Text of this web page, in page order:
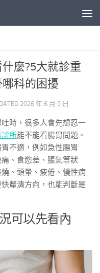
麼?5大就診重
科的困擾
2026 年 6 月 5 日
時，很多人會先想忍一
所能不能看腸胃問題。
不適，例如急性腸胃
、食慾差、脹氣等狀
、頭暈、疲倦、慢性病
釐清方向，也能判斷是
可以先看內